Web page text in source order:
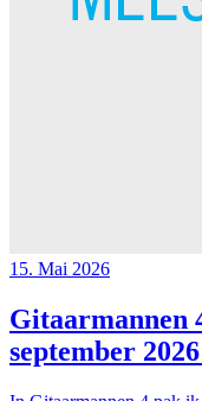
15. Mai 2026
Gitaarmannen
september